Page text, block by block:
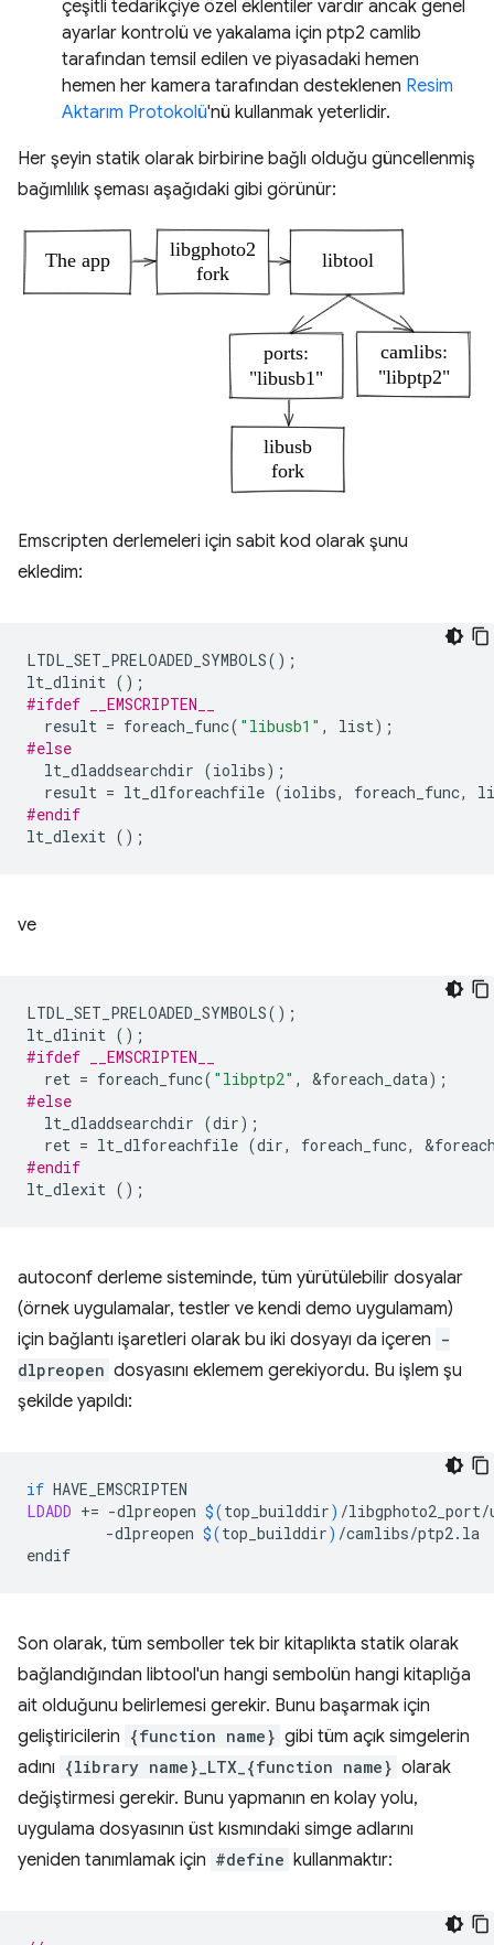
çeşitli tedarikçiye özel eklentiler vardır ancak genel
ayarlar kontrolü ve yakalama için ptp2 camlib
tarafından temsil edilen ve piyasadaki hemen
hemen her kamera tarafından desteklenen Resim
Aktarım Protokolü'nü kullanmak yeterlidir.
Her şeyin statik olarak birbirine bağlı olduğu güncellenmiş
bağımlılık şeması aşağıdaki gibi görünür:
Emscripten derlemeleri için sabit kod olarak şunu
ekledim:
LTDL_SET_PRELOADED_SYMBOLS();
lt_dlinit ();
#ifdef __EMSCRIPTEN__
result = foreach_func( "libusb1" , list);
#else
lt_dladdsearchdir (iolibs);
result = lt_dlforeachfile (iolibs, foreach_func,
#endif
lt_dlexit ();
ve
LTDL_SET_PRELOADED_SYMBOLS();
lt_dlinit ();
#ifdef __EMSCRIPTEN__
ret = foreach_func( "libptp2" , &foreach_data);
#else
lt_dladdsearchdir (dir);
ret = lt_dlforeachfile (dir, foreach_func, &
#endif
lt_dlexit ();
autoconf derleme sisteminde, tüm yürütülebilir dosyalar
(örnek uygulamalar, testler ve kendi demo uygulamam)
için bağlantı işaretleri olarak bu iki dosyayı da içeren -
dlpreopen dosyasını eklemem gerekiyordu. Bu işlem şu
şekilde yapıldı:
if
LDADD += -dlpreopen $(top_builddir) /libgphoto2_port/
-dlpreopen $(top_builddir) /camlibs/ptp2.la
Son olarak, tüm semboller tek bir kitaplıkta statik olarak
bağlandığından libtool'un hangi sembolün hangi kitaplığa
ait olduğunu belirlemesi gerekir. Bunu başarmak için
geliştiricilerin {function name} gibi tüm açık simgelerin
adını {library name}_LTX_{function name} olarak
değiştirmesi gerekir. Bunu yapmanın en kolay yolu,
uygulama dosyasının üst kısmındaki simge adlarını
yeniden tanımlamak için #define kullanmaktır: